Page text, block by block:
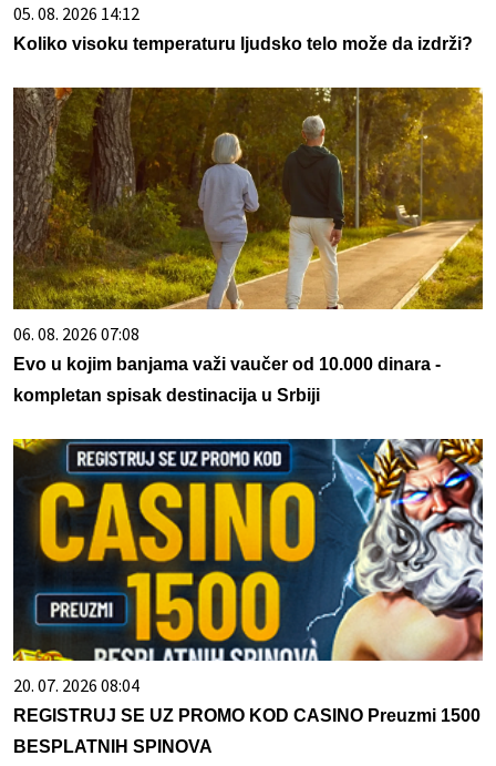
05. 08. 2026 14:12
Koliko visoku temperaturu ljudsko telo može da izdrži?
06. 08. 2026 07:08
Evo u kojim banjama važi vaučer od 10.000 dinara -
kompletan spisak destinacija u Srbiji
20. 07. 2026 08:04
REGISTRUJ SE UZ PROMO KOD CASINO Preuzmi 1500
BESPLATNIH SPINOVA